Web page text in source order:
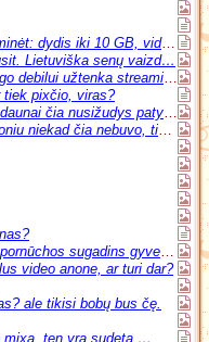
dydis iki 10 GB, video …
Lietuviška senų vaizd…
debilui užtenka streaming…
tiek pixčio, viras?
čia nusižudys patys…
niekad čia nebuvo, tik /…
sugadins gyvenimą!
video anone, ar turi dar?
ale tikisi bobų bus čę.
mixa. ten yra sudeta …